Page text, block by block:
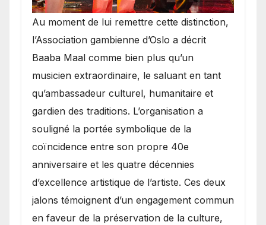
​Au moment de lui remettre cette distinction,
l’Association gambienne d’Oslo a décrit
Baaba Maal comme bien plus qu’un
musicien extraordinaire, le saluant en tant
qu’ambassadeur culturel, humanitaire et
gardien des traditions. L’organisation a
souligné la portée symbolique de la
coïncidence entre son propre 40e
anniversaire et les quatre décennies
d’excellence artistique de l’artiste. Ces deux
jalons témoignent d’un engagement commun
en faveur de la préservation de la culture,